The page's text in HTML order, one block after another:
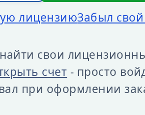
лицензиюЗабыл
свои
счет - просто
при оформлении